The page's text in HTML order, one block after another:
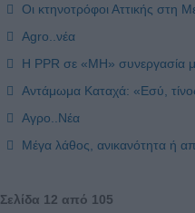
Οι κτηνοτρόφοι Αττικής στη
Agro..νέα
Η PPR σε «MH» συνεργασία
Αντάμωμα Καταχά: «Εσύ,
Αγρο..Νέα
Μέγα λάθος, ανικανότητα ή
Σελίδα 12 από 105